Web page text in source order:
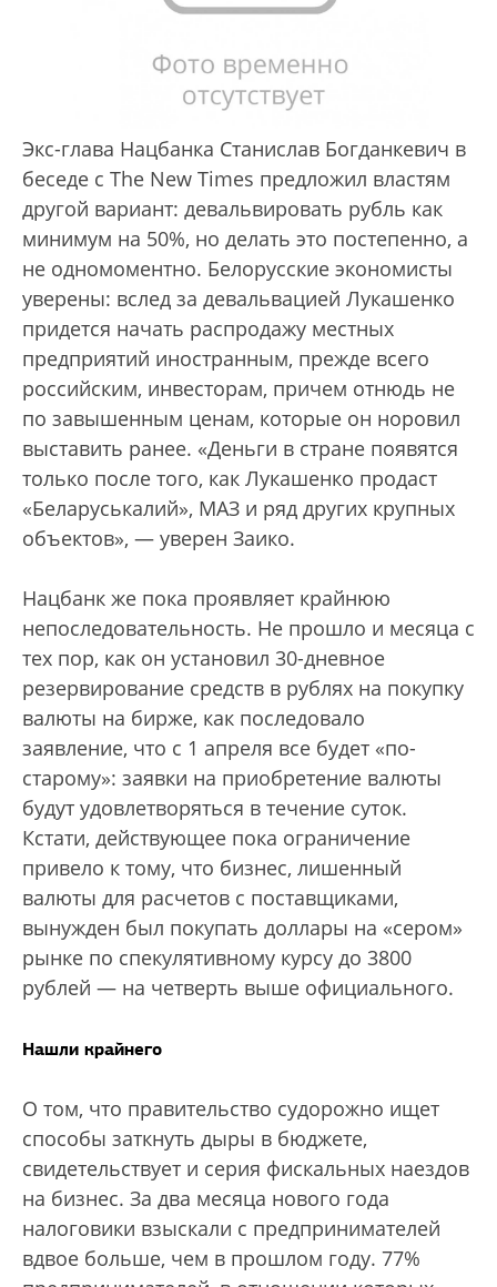
Экс-глава Нацбанка Станислав Богданкевич в
беседе с The New Times предложил властям
другой вариант: девальвировать рубль как
минимум на 50%, но делать это постепенно, а
не одномоментно. Белорусские экономисты
уверены: вслед за девальвацией Лукашенко
придется начать распродажу местных
предприятий иностранным, прежде всего
российским, инвесторам, причем отнюдь не
по завышенным ценам, которые он норовил
выставить ранее. «Деньги в стране появятся
только после того, как Лукашенко продаст
«Беларуськалий», МАЗ и ряд других крупных
объектов», — уверен Заико.
Нацбанк же пока проявляет крайнюю
непоследовательность. Не прошло и месяца с
тех пор, как он установил 30-дневное
резервирование средств в рублях на покупку
валюты на бирже, как последовало
заявление, что с 1 апреля все будет «по-
старому»: заявки на приобретение валюты
будут удовлетворяться в течение суток.
Кстати, действующее пока ограничение
привело к тому, что бизнес, лишенный
валюты для расчетов с поставщиками,
вынужден был покупать доллары на «сером»
рынке по спекулятивному курсу до 3800
рублей — на четверть выше официального.
Нашли крайнего
О том, что правительство судорожно ищет
способы заткнуть дыры в бюджете,
свидетельствует и серия фискальных наездов
на бизнес. За два месяца нового года
налоговики взыскали с предпринимателей
вдвое больше, чем в прошлом году. 77%